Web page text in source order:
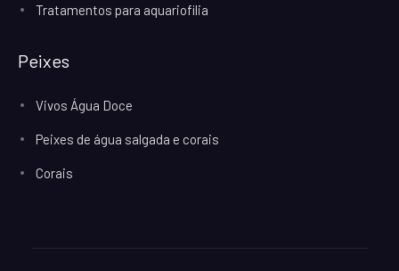
Tratamentos para aquariofilia
Peixes
Vivos Água Doce
Peixes de água salgada e corais
Corais